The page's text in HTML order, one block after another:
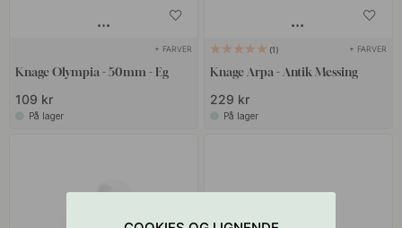
+ FARVER
Knage Olympia - 50mm - Eg
109 kr
På lager
1 + FARVER
Knage Arpa - Antik Messing
229 kr
På lager